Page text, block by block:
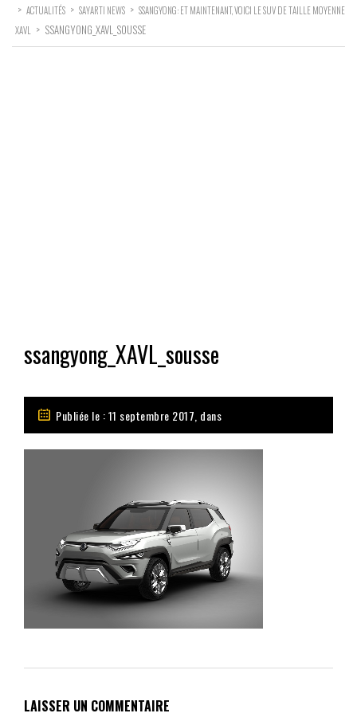
> ACTUALITÉS > SAYARTI NEWS > SSANGYONG: ET MAINTENANT, VOICI LE SUV DE TAILLE MOYENNE
XAVL
> SSANGYONG_XAVL_SOUSSE
ssangyong_XAVL_sousse
Publiée le : 11 septembre 2017, dans
LAISSER UN COMMENTAIRE